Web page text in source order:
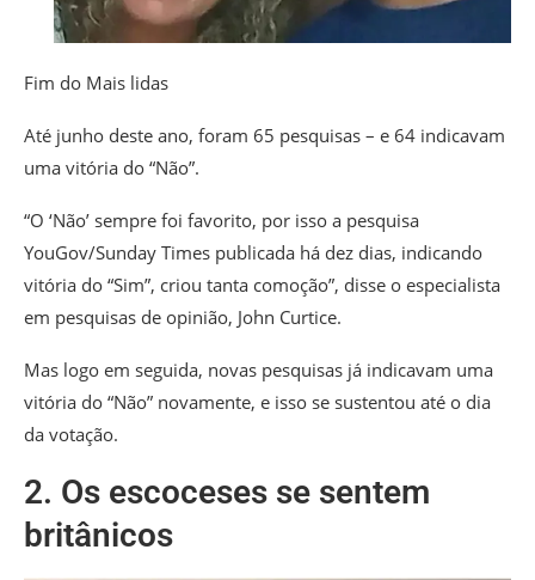
Fim do Mais lidas
Até junho deste ano, foram 65 pesquisas – e 64 indicavam
uma vitória do “Não”.
“O ‘Não’ sempre foi favorito, por isso a pesquisa
YouGov/Sunday Times publicada há dez dias, indicando
vitória do “Sim”, criou tanta comoção”, disse o especialista
em pesquisas de opinião, John Curtice.
Mas logo em seguida, novas pesquisas já indicavam uma
vitória do “Não” novamente, e isso se sustentou até o dia
da votação.
2. Os escoceses se sentem
britânicos